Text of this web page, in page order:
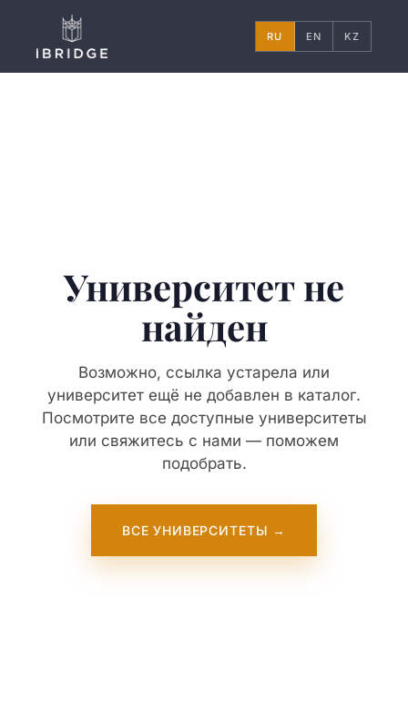
RU EN KZ
Университет не
найден
Возможно, ссылка устарела или
университет ещё не добавлен в каталог.
Посмотрите все доступные университеты
или свяжитесь с нами — поможем
подобрать.
ВСЕ УНИВЕРСИТЕТЫ →